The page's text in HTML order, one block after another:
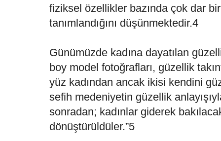
fiziksel özellikler bazında çok dar bir
tanımlandığını düşünmektedir.4
Günümüzde kadına dayatılan
boy model fotoğrafları, güzellik
yüz kadından ancak ikisi kendini
sefih medeniyetin güzellik
sonradan; kadınlar giderek
dönüştürüldüler.”5